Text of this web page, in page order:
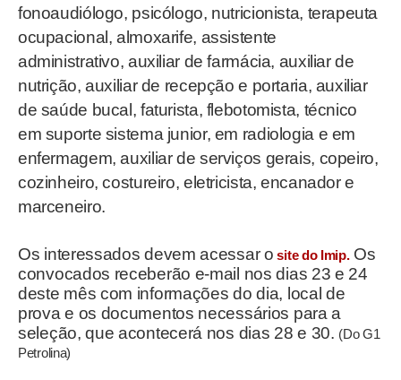
fonoaudiólogo, psicólogo, nutricionista, terapeuta
ocupacional, almoxarife, assistente
administrativo, auxiliar de farmácia, auxiliar de
nutrição, auxiliar de recepção e portaria, auxiliar
de saúde bucal, faturista, flebotomista, técnico
em suporte sistema junior, em radiologia e em
enfermagem, auxiliar de serviços gerais, copeiro,
cozinheiro, costureiro, eletricista, encanador e
marceneiro.
Os interessados devem acessar o site do Imip.Os
convocados receberão e-mail nos dias 23 e 24
deste mês com informações do dia, local de
prova e os documentos necessários para a
seleção, que acontecerá nos dias 28 e 30. (Do G1
Petrolina)